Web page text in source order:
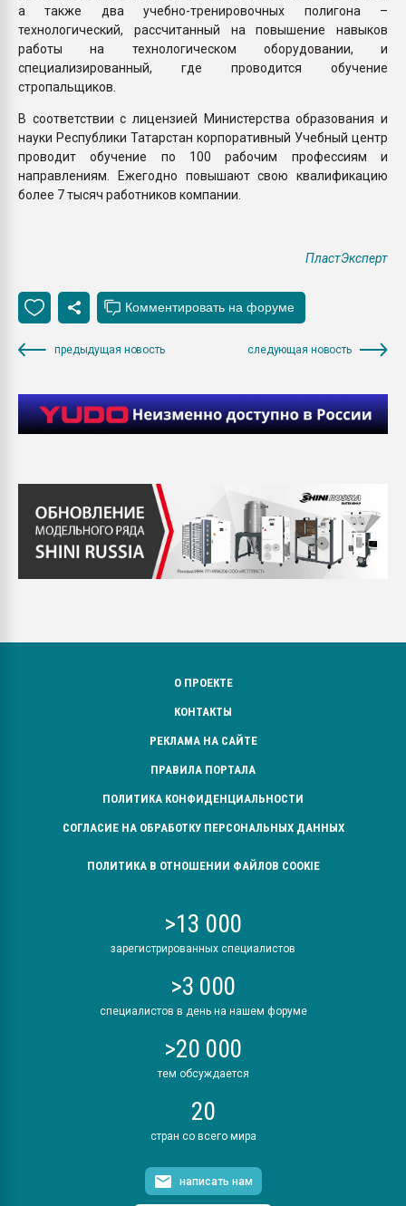
а также два учебно-тренировочных полигона –
технологический, рассчитанный на повышение навыков
работы на технологическом оборудовании, и
специализированный, где проводится обучение
стропальщиков.
В соответствии с лицензией Министерства образования и
науки Республики Татарстан корпоративный Учебный центр
проводит обучение по 100 рабочим профессиям и
направлениям. Ежегодно повышают свою квалификацию
более 7 тысяч работников компании.
ПластЭксперт
предыдущая новость следующая новость
О ПРОЕКТЕ
КОНТАКТЫ
РЕКЛАМА НА САЙТЕ
ПРАВИЛА ПОРТАЛА
ПОЛИТИКА КОНФИДЕНЦИАЛЬНОСТИ
СОГЛАСИЕ НА ОБРАБОТКУ ПЕРСОНАЛЬНЫХ ДАННЫХ
ПОЛИТИКА В ОТНОШЕНИИ ФАЙЛОВ COOKIE
>13 000
зарегистрированных специалистов
>3 000
специалистов в день на нашем форуме
>20 000
тем обсуждается
20
стран со всего мира
написать нам